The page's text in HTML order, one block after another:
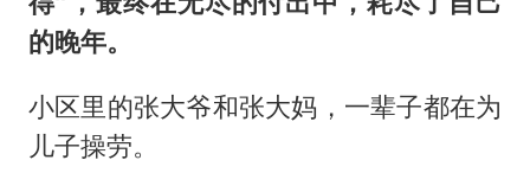
的晚年。
小区里的张大爷和张大妈，一辈子都在为
儿子操劳。